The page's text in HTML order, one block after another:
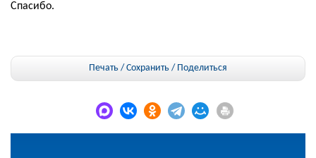
Спасибо.
Печать / Сохранить / Поделиться